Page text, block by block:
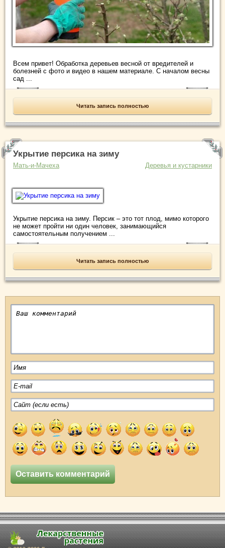
Всем привет! Обработка деревьев весной от вредителей и
болезней с фото и видео в нашем материале. С началом весны
сад ...
Читать запись полностью
Укрытие персика на зиму
Мать-и-Мачеха Деревья и кустарники
Укрытие персика на зиму. Персик – это тот плод, мимо которого
не может пройти ни один человек, занимающийся
самостоятельным получением ...
Читать запись полностью